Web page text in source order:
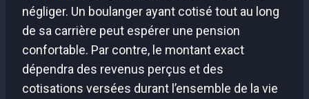
négliger. Un boulanger ayant cotisé tout au long
de sa carrière peut espérer une pension
confortable. Par contre, le montant exact
dépendra des revenus perçus et des
cotisations versées durant l’ensemble de la vie